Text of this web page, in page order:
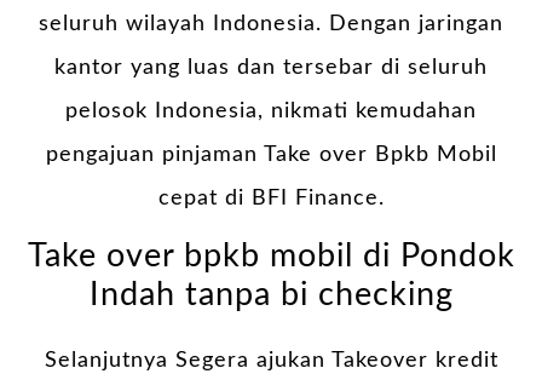
seluruh wilayah Indonesia. Dengan jaringan
kantor yang luas dan tersebar di seluruh
pelosok Indonesia, nikmati kemudahan
pengajuan pinjaman Take over Bpkb Mobil
cepat di BFI Finance.
Take over bpkb mobil di Pondok
Indah tanpa bi checking
Selanjutnya Segera ajukan Takeover kredit